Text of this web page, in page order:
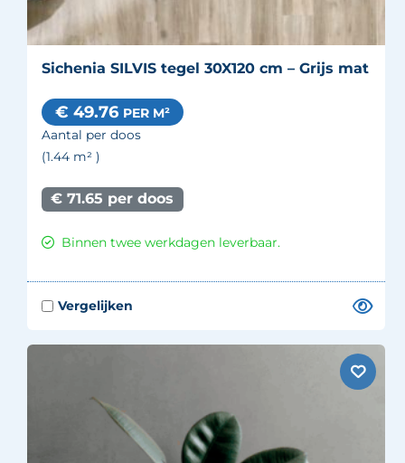
Sichenia SILVIS tegel 30X120 cm – Grijs mat
€ 49.76 PER M²
Aantal per doos
(1.44 m² )
€ 71.65 per doos
Binnen twee werkdagen leverbaar.